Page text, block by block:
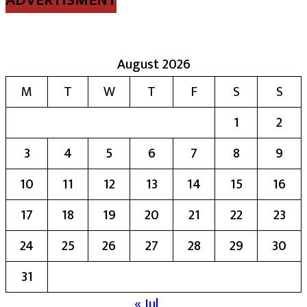
August 2026
M
T W T F S
S
1
2
3
4 5 6 7 8
9
10
11 12 13 14 15
16
17
18 19 20 21 22
23
24
25 26 27 28 29
30
31